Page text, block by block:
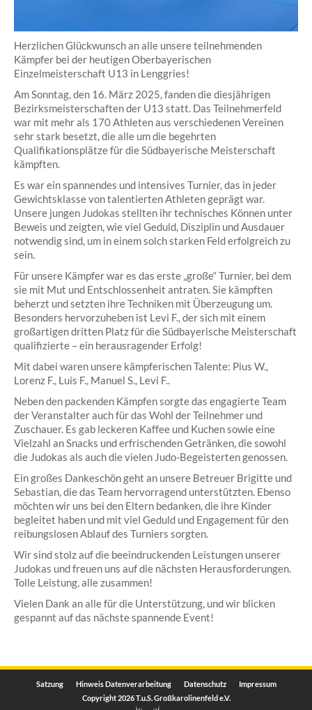
Herzlichen Glückwunsch an alle unsere teilnehmenden
Kämpfer bei der heutigen Oberbayerischen
Einzelmeisterschaft U13 in Lenggries!
Am Sonntag, den 16. März 2025, fanden die diesjährigen
Bezirksmeisterschaften der U13 statt. Das Teilnehmerfeld
war mit mehr als 170 Athleten aus verschiedenen Vereinen
sehr stark besetzt, die alle um die begehrten
Qualifikationsplätze für die Südbayerische Meisterschaft
kämpften.
Es war ein spannendes und intensives Turnier, das in jeder
Gewichtsklasse von talentierten Athleten geprägt war.
Unsere jungen Judokas stellten ihr technisches Können unter
Beweis und zeigten, wie viel Geduld, Disziplin und Ausdauer
notwendig sind, um in einem solch starken Feld erfolgreich zu
sein.
Für unsere Kämpfer war es das erste „große“ Turnier, bei dem
sie mit Mut und Entschlossenheit antraten. Sie kämpften
beherzt und setzten ihre Techniken mit Überzeugung um.
Besonders hervorzuheben ist Levi F., der sich mit einem
großartigen dritten Platz für die Südbayerische Meisterschaft
qualifizierte – ein herausragender Erfolg!
Mit dabei waren unsere kämpferischen Talente: Pius W.,
Lorenz F., Luis F., Manuel S., Levi F..
Neben den packenden Kämpfen sorgte das engagierte Team
der Veranstalter auch für das Wohl der Teilnehmer und
Zuschauer. Es gab leckeren Kaffee und Kuchen sowie eine
Vielzahl an Snacks und erfrischenden Getränken, die sowohl
die Judokas als auch die vielen Judo-Begeisterten genossen.
Ein großes Dankeschön geht an unsere Betreuer Brigitte und
Sebastian, die das Team hervorragend unterstützten. Ebenso
möchten wir uns bei den Eltern bedanken, die ihre Kinder
begleitet haben und mit viel Geduld und Engagement für den
reibungslosen Ablauf des Turniers sorgten.
Wir sind stolz auf die beeindruckenden Leistungen unserer
Judokas und freuen uns auf die nächsten Herausforderungen.
Tolle Leistung, alle zusammen!
Vielen Dank an alle für die Unterstützung, und wir blicken
gespannt auf das nächste spannende Event!
Copyright 2026 T.u.S. Großkarolinenfeld e.V.
Satzung Hinweis Datenverarbeitung Datenschutz Impressum